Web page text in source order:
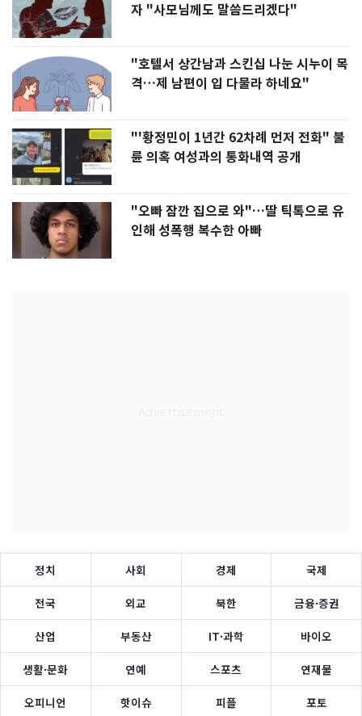
자 "사모님께도 말씀드리겠다"
"호텔서 상간남과 스킨십 나눈 시누이 목
격…제 남편이 입 다물라 하네요"
"'황정민이 1년간 62차례 먼저 전화" 불
륜 의혹 여성과의 통화내역 공개
"오빠 잠깐 집으로 와"…딸 틱톡으로 유
인해 성폭행 복수한 아빠
정치 사회 경제 국제
전국 외교 북한 금융·증권
산업 부동산 IT·과학 바이오
생활·문화 연예 스포츠 연재물
오피니언 핫이슈 피플 포토